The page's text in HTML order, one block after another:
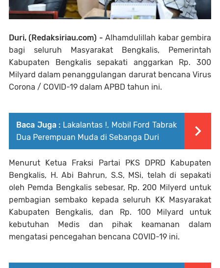
Duri, (Redaksiriau.com) -Alhamdulillah kabar gembira
bagi seluruh Masyarakat Bengkalis, Pemerintah
Kabupaten Bengkalis sepakati anggarkan Rp. 300
Milyard dalam penanggulangan darurat bencana Virus
Corona / COVID-19 dalam APBD tahun ini.
Baca Juga : Lakalantas !, Mobil Ford Tabrak
Dua Perempuan Muda di Sebanga Duri
Menurut Ketua Fraksi Partai PKS DPRD Kabupaten
Bengkalis, H. Abi Bahrun, S.S, MSi, telah di sepakati
oleh Pemda Bengkalis sebesar, Rp. 200 Milyerd untuk
pembagian sembako kepada seluruh KK Masyarakat
Kabupaten Bengkalis, dan Rp. 100 Milyard untuk
kebutuhan Medis dan pihak keamanan dalam
mengatasi pencegahan bencana COVID-19 ini.